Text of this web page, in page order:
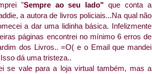
"Sempre ao seu lado" que conta a
a autora de livros policiais...Na qual não
a dar uma lidinha básica. Infelizmente
páginas encontrei no mínimo 6 erros de
dos Livros.. =O( e o Email que mandei
dá uma tristeza..
se vale para a loja virtual também, mas a